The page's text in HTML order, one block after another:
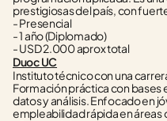
prestigiosas del país, con
- Presencial
- 1 año (Diplomado)
- USD 2.000 aprox total
Duoc UC
Instituto técnico con una
Formación práctica con bases
datos y análisis. Enfocado en
empleabilidad rápida en áreas